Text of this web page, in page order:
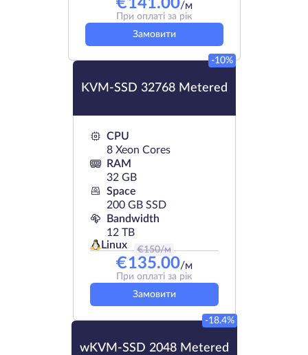
€141.00/м
При оплаті за рік
Замовити
KVM-SSD 32768 Metered
-10%
CPU
8 Xeon Cores
RAM
32 GB
Space
200 GB SSD
Bandwidth
12 TB
Linux
€150/м
€135.00/м
При оплаті за рік
Замовити
wKVM-SSD 2048 Metered
-18.4%